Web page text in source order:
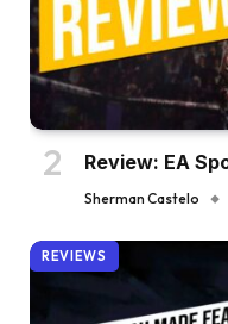
Review: EA
Sherman Castelo
REVIEWS